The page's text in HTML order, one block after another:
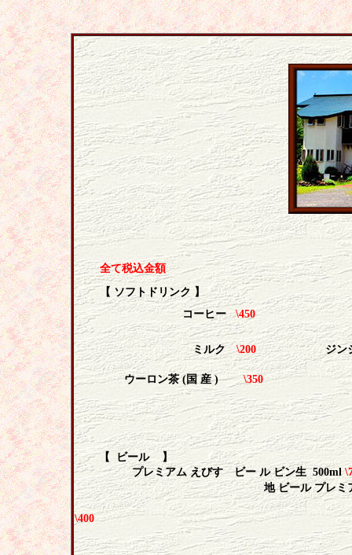
全て税込金額
【 ソフトドリンク 】
コーヒー
\450
ミルク \200 ジン
ウーロン茶(国 産) \350
【 ビール
】
プレミアム えびす ビー ル ビン生 500ml
地 ビール プレ
ノンアルコー ル
\400